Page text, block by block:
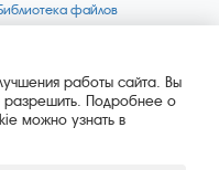
файлов
обработки персональных
компании
1000
BLE Generator
работы сайта. Вы
разрешить. Подробнее о
можно узнать в